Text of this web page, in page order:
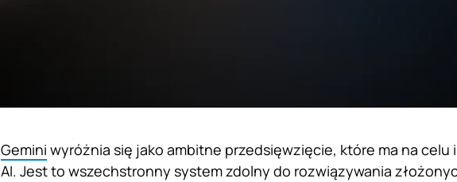
Gemini wyróżnia się jako ambitne przedsięwzięcie, które ma na
AI. Jest to wszechstronny system zdolny do rozwiązywania